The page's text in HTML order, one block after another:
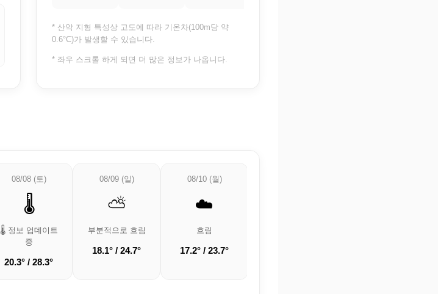
* 산악 지형 특성상 고도에 따라 기온차(100m당 약
0.6°C)가 발생할 수 있습니다.
* 좌우 스크롤 하게 되면 더 많은 정보가 나옵니다.
08/08 (토)
🌡️
🌡️ 정보 업데이트
중
20.3° / 28.3°
08/09 (일)
⛅
부분적으로 흐림
18.1° / 24.7°
08/10 (월)
☁️
흐림
17.2° / 23.7°